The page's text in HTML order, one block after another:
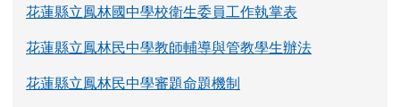
花蓮縣立鳳林國中學校衛生委員工作執掌表
花蓮縣立鳳林民中學教師輔導與管教學生辦法
花蓮縣立鳳林民中學審題命題機制